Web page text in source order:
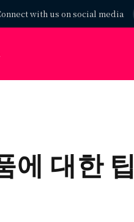
with us on social media
에 대한 팁